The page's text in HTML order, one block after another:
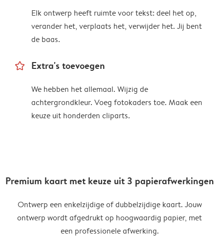
Elk ontwerp heeft ruimte voor tekst: deel het op,
verander het, verplaats het, verwijder het. Jij bent
de baas.
star_outline Extra's toevoegen
We hebben het allemaal. Wijzig de
achtergrondkleur. Voeg fotokaders toe. Maak een
keuze uit honderden cliparts.
Premium kaart met keuze uit 3 papierafwerkingen
Ontwerp een enkelzijdige of dubbelzijdige kaart. Jouw
ontwerp wordt afgedrukt op hoogwaardig papier, met
een professionele afwerking.